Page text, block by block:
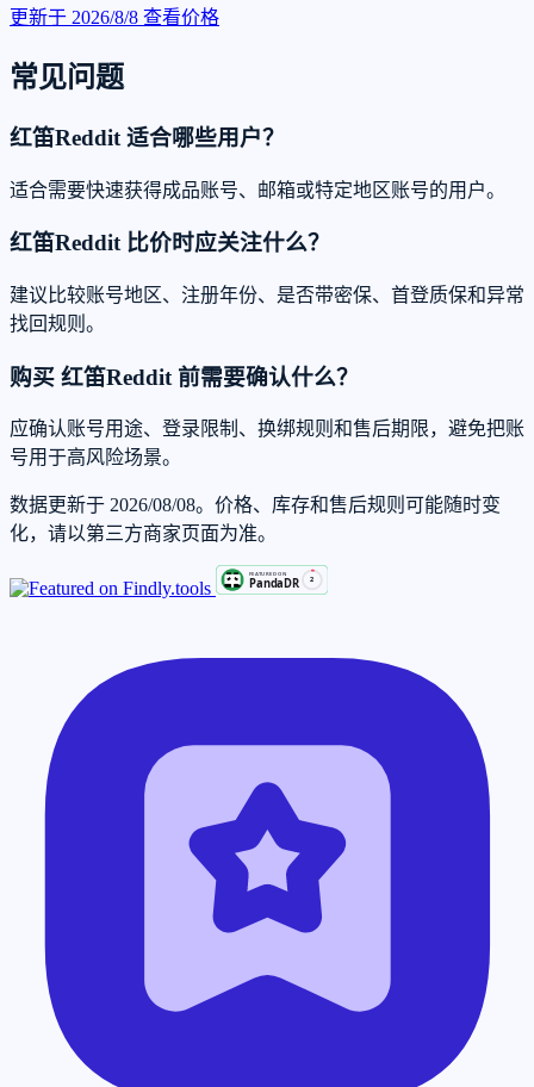
更新于 2026/8/8 查看价格
常见问题
红笛Reddit 适合哪些用户？
适合需要快速获得成品账号、邮箱或特定地区账号的用户。
红笛Reddit 比价时应关注什么？
建议比较账号地区、注册年份、是否带密保、首登质保和异常
找回规则。
购买 红笛Reddit 前需要确认什么？
应确认账号用途、登录限制、换绑规则和售后期限，避免把账
号用于高风险场景。
数据更新于 2026/08/08。价格、库存和售后规则可能随时变
化，请以第三方商家页面为准。